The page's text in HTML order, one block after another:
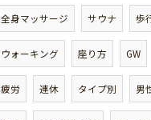
全身マッサージ サウナ 歩
ウォーキング 座り方 GW
疲労 連休 タイプ別 男